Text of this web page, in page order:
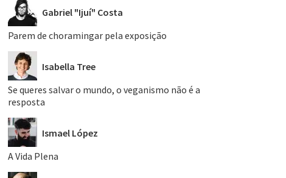
Gabriel "Ijuí" Costa
Parem de choramingar pela exposição
Isabella Tree
Se queres salvar o mundo, o veganismo não é a
resposta
Ismael López
A Vida Plena